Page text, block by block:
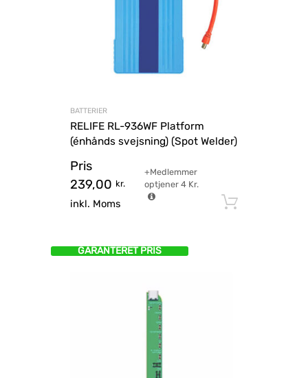
BATTERIER
RELIFE RL-936WF Platform
(énhånds svejsning) (Spot Welder)
Pris
239,00 kr.
inkl. Moms
+Medlemmer
optjener4 Kr.
GARANTERET PRIS